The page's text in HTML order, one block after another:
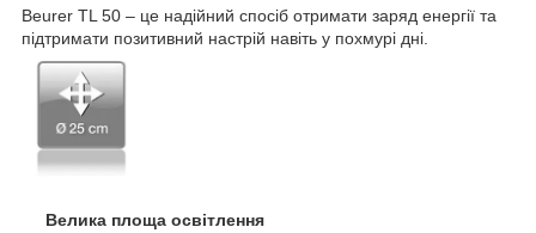
Beurer TL 50 – це надійний спосіб отримати заряд енергії та
підтримати позитивний настрій навіть у похмурі дні.
Велика площа освітлення